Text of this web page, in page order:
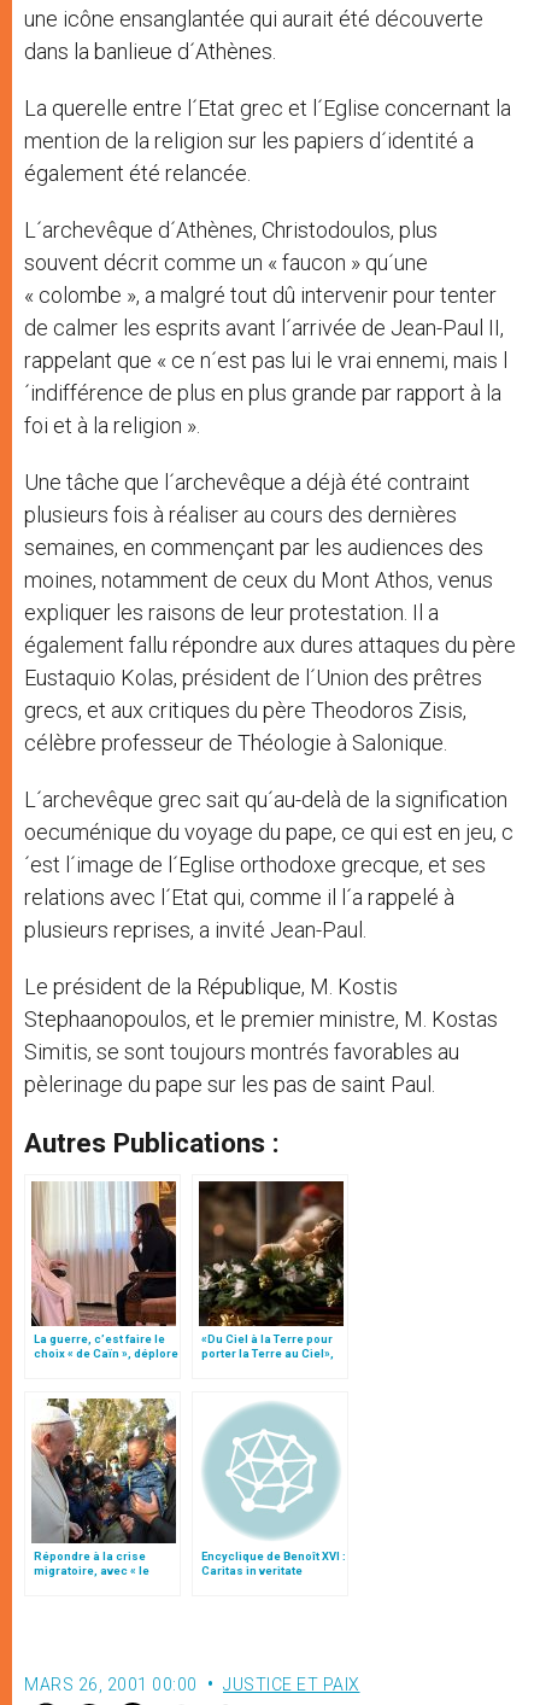
une icône ensanglantée qui aurait été découverte
dans la banlieue d´Athènes.
La querelle entre l´Etat grec et l´Eglise concernant la
mention de la religion sur les papiers d´identité a
également été relancée.
L´archevêque d´Athènes, Christodoulos, plus
souvent décrit comme un « faucon » qu´une
« colombe », a malgré tout dû intervenir pour tenter
de calmer les esprits avant l´arrivée de Jean-Paul II,
rappelant que « ce n´est pas lui le vrai ennemi, mais l
´indifférence de plus en plus grande par rapport à la
foi et à la religion ».
Une tâche que l´archevêque a déjà été contraint
plusieurs fois à réaliser au cours des dernières
semaines, en commençant par les audiences des
moines, notamment de ceux du Mont Athos, venus
expliquer les raisons de leur protestation. Il a
également fallu répondre aux dures attaques du père
Eustaquio Kolas, président de l´Union des prêtres
grecs, et aux critiques du père Theodoros Zisis,
célèbre professeur de Théologie à Salonique.
L´archevêque grec sait qu´au-delà de la signification
oecuménique du voyage du pape, ce qui est en jeu, c
´est l´image de l´Eglise orthodoxe grecque, et ses
relations avec l´Etat qui, comme il l´a rappelé à
plusieurs reprises, a invité Jean-Paul.
Le président de la République, M. Kostis
Stephaanopoulos, et le premier ministre, M. Kostas
Simitis, se sont toujours montrés favorables au
pèlerinage du pape sur les pas de saint Paul.
Autres Publications :
La guerre, c’est faire le
choix « de Caïn », déplore
«Du Ciel à la Terre pour
porter la Terre au Ciel»,
Répondre à la crise
migratoire, avec « le
Encyclique de Benoît XVI :
Caritas in veritate
MARS 26, 2001 00:00 JUSTICE ET PAIX